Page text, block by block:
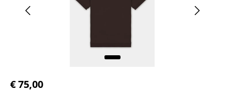
Normale prijs:
€ 75,00